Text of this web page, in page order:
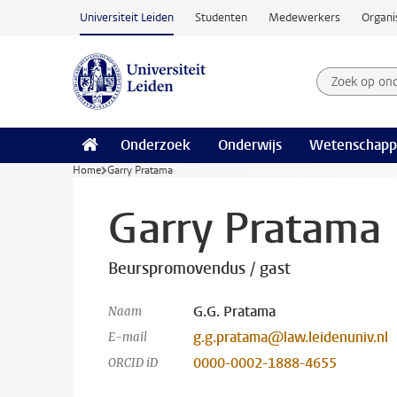
Ga naar hoofdinhoud
Universiteit Leiden Studenten Medewerkers
Zoek op
Zoekterm
Onderzoek Onderwijs
Home Garry Pratama
Garry Pratama
Beurspromovendus / gast
Naam G.G. Pratama
E-mail g.g.pratama@law.leidenuniv.nl
ORCID iD 0000-0002-1888-4655